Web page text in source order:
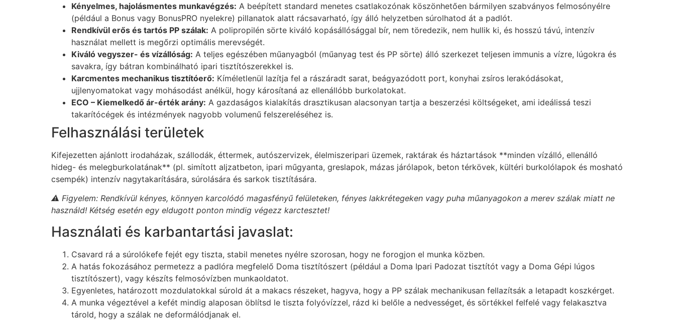
Kényelmes, hajolásmentes munkavégzés: A beépített standard menetes csatlakozónak köszönhetően bármilyen szabványos felmosónyélre
(például a Bonus vagy BonusPRO nyelekre) pillanatok alatt rácsavarható, így álló helyzetben súrolhatod át a padlót.
Rendkívül erős és tartós PP szálak: A polipropilén sörte kiváló kopásállósággal bír, nem töredezik, nem hullik ki, és hosszú távú, intenzív
használat mellett is megőrzi optimális merevségét.
Kiváló vegyszer- és vízállóság: A teljes egészében műanyagból (műanyag test és PP sörte) álló szerkezet teljesen immunis a vízre, lúgokra és
savakra, így bátran kombinálható ipari tisztítószerekkel is.
Karcmentes mechanikus tisztítóerő: Kíméletlenül lazítja fel a rászáradt sarat, beágyazódott port, konyhai zsíros lerakódásokat,
ujjlenyomatokat vagy mohásodást anélkül, hogy károsítaná az ellenállóbb burkolatokat.
ECO – Kiemelkedő ár-érték arány: A gazdaságos kialakítás drasztikusan alacsonyan tartja a beszerzési költségeket, ami ideálissá teszi
takarítócégek és intézmények nagyobb volumenű felszereléséhez is.
Felhasználási területek
Kifejezetten ajánlott irodaházak, szállodák, éttermek, autószervizek, élelmiszeripari üzemek, raktárak és háztartások **minden vízálló, ellenálló
hideg- és melegburkolatának** (pl. simított aljzatbeton, ipari műgyanta, greslapok, mázas járólapok, beton térkövek, kültéri burkolólapok és mosható
csempék) intenzív nagytakarítására, súrolására és sarkok tisztítására.
⚠️ Figyelem: Rendkívül kényes, könnyen karcolódó magasfényű felületeken, fényes lakkrétegeken vagy puha műanyagokon a merev szálak miatt ne
használd! Kétség esetén egy eldugott ponton mindig végezz karctesztet!
Használati és karbantartási javaslat:
Csavard rá a súrolókefe fejét egy tiszta, stabil menetes nyélre szorosan, hogy ne forogjon el munka közben.
A hatás fokozásához permetezz a padlóra megfelelő Doma tisztítószert (például a Doma Ipari Padozat tisztítót vagy a Doma Gépi lúgos
tisztítószert), vagy készíts felmosóvízben munkaoldatot.
Egyenletes, határozott mozdulatokkal súrold át a makacs részeket, hagyva, hogy a PP szálak mechanikusan fellazítsák a letapadt koszkérget.
A munka végeztével a kefét mindig alaposan öblítsd le tiszta folyóvízzel, rázd ki belőle a nedvességet, és sörtékkel felfelé vagy felakasztva
tárold, hogy a szálak ne deformálódjanak el.